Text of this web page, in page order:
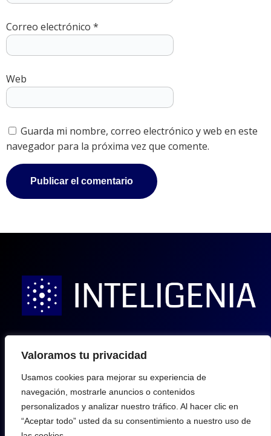
Valoramos tu privacidad
Usamos cookies para mejorar su experiencia de
navegación, mostrarle anuncios o contenidos
personalizados y analizar nuestro tráfico. Al hacer clic en
“Aceptar todo” usted da su consentimiento a nuestro uso de
Correo electrónico *
Web
Guarda mi nombre, correo electrónico y web en este
navegador para la próxima vez que comente.
info@inteligenia.info
Inteligenia
@Inteligenia_